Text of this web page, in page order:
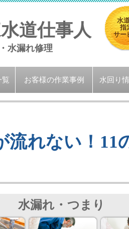
水道仕事人
水漏れ修理
水
指
サー
覧 お客様の作業事例 水回り
流れない！
水漏れ・つまり